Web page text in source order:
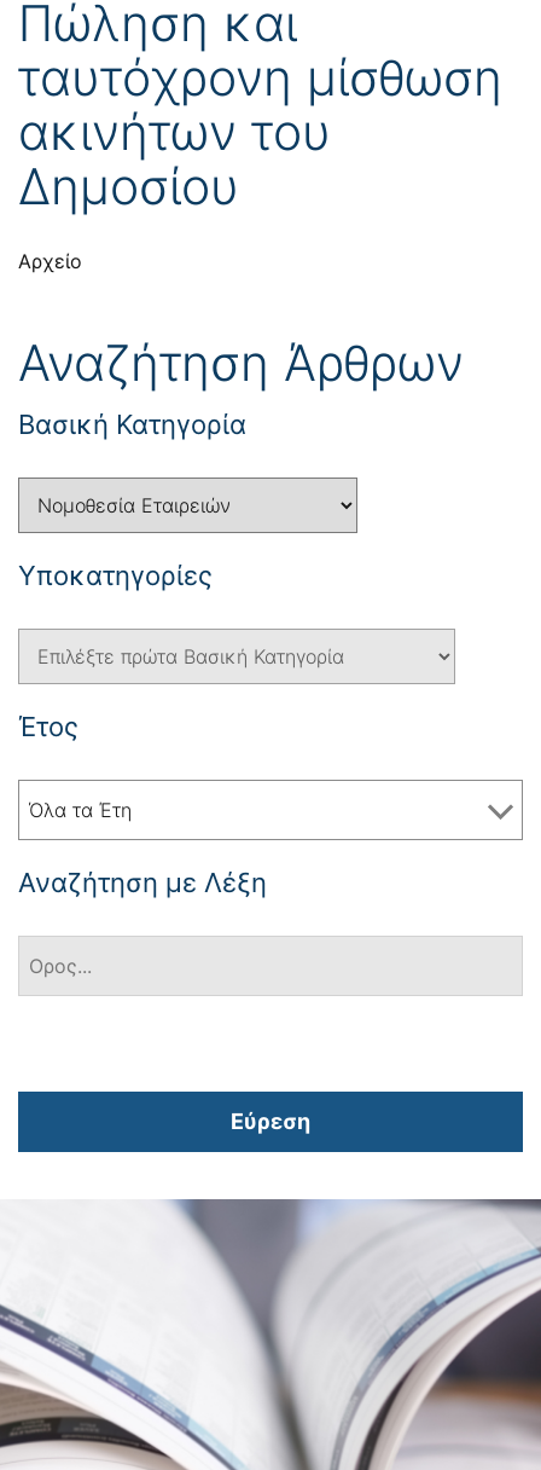
Πώληση και
ταυτόχρονη μίσθωση
ακινήτων του
Δημοσίου
Αρχείο
Αναζήτηση Άρθρων
Βασική Κατηγορία
Yποκατηγορίες
Έτος
Όλα τα Έτη
Αναζήτηση με Λέξη
Εύρεση